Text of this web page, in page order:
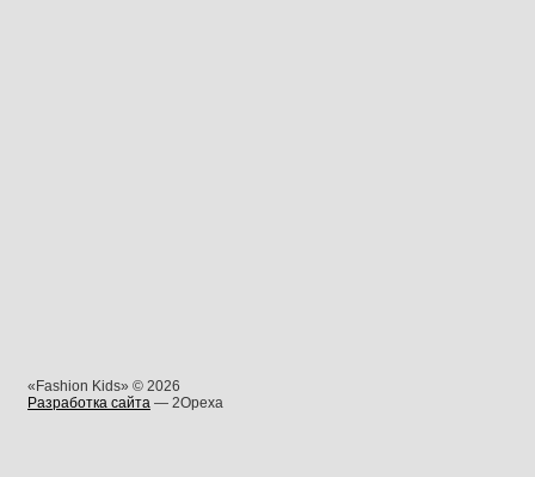
«Fashion Kids» © 2026
Разработка сайта — 2Opexa